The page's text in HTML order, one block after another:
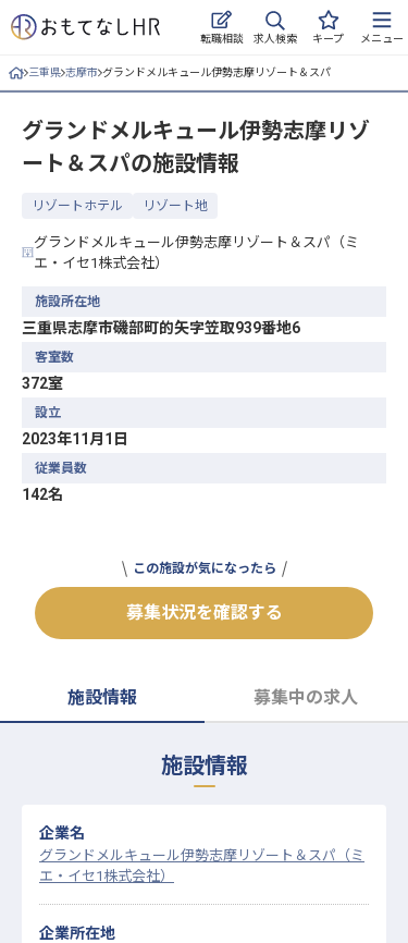
転職相談 求人検索 キープ メニュー
ログイン
求人・施設を探す
ご利用の流れ
よくある質問
ホテル・宿泊業界情報コラム
採用をお考えの企業様へ
三重県 志摩市 グランドメルキュール伊勢志摩リゾート＆スパ
グランドメルキュール伊勢志摩リゾ
ート＆スパの施設情報
リゾートホテル リゾート地
グランドメルキュール伊勢志摩リゾート＆スパ（ミ
エ・イセ1株式会社）
施設所在地
三重県志摩市磯部町的矢字笠取939番地6
客室数
372室
設立
2023年11月1日
従業員数
142名
この施設が気になったら
募集状況を確認する
施設情報 募集中の求人
施設情報
企業名
グランドメルキュール伊勢志摩リゾート＆スパ（ミ
エ・イセ1株式会社）
企業所在地